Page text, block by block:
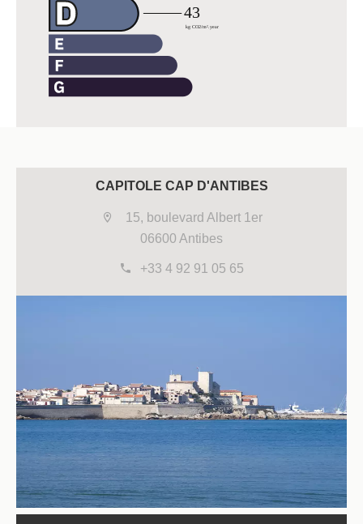
CAPITOLE CAP D'ANTIBES
15, boulevard Albert 1er
06600 Antibes
+33 4 92 91 05 65